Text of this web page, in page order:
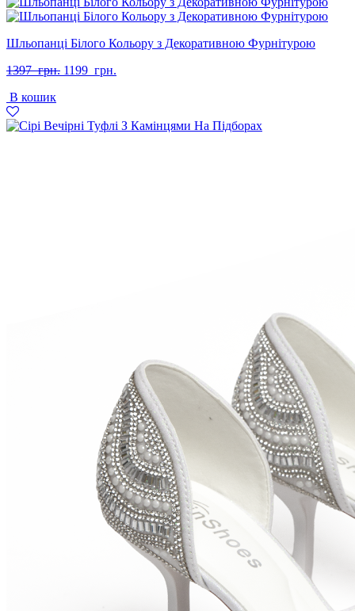
Шльопанці Білого Кольору з Декоративною Фурнітурою
1397 грн. Оригінальна
1199 грн.
В кошик